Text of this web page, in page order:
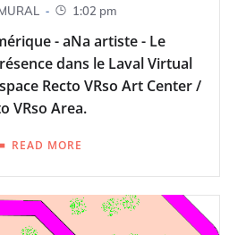
- 1:02 pm
- aNa artiste - Le
dans le Laval Virtual
Recto VRso Art Center /
VRso Area.
READ MORE